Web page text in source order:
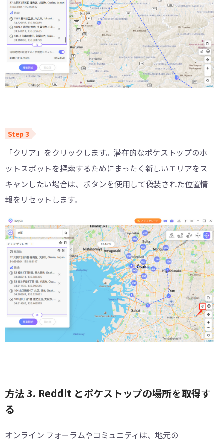
「クリア」をクリックします。潜在的なポケストップのホ
ットスポットを探索するためにまったく新しいエリアをス
キャンしたい場合は、ボタンを使用して偽装された位置情
報をリセットします。
方法 3. Reddit とポケストップの場所を取得す
る
オンライン フォーラムやコミュニティは、地元の